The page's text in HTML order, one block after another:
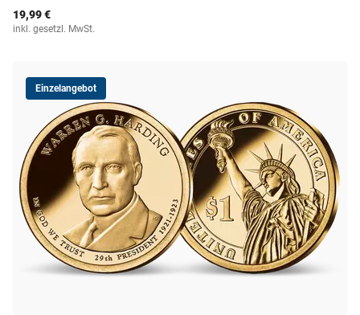
19,99 €
inkl. gesetzl. MwSt.
Einzelangebot